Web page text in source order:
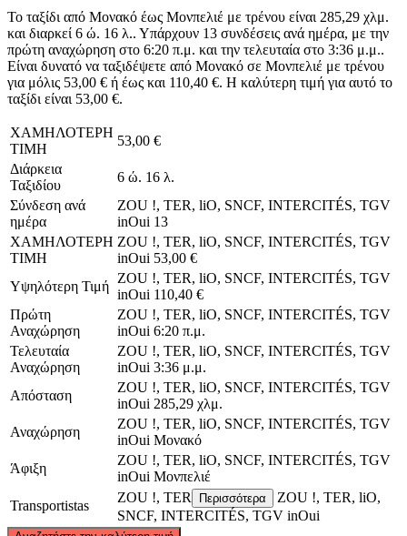
Το ταξίδι από Μονακό έως Μονπελιέ με τρένου είναι 285,29 χλμ.
και διαρκεί 6 ώ. 16 λ.. Υπάρχουν 13 συνδέσεις ανά ημέρα, με την
πρώτη αναχώρηση στο 6:20 π.μ. και την τελευταία στο 3:36 μ.μ..
Είναι δυνατό να ταξιδέψετε από Μονακό σε Μονπελιέ με τρένου
για μόλις 53,00 € ή έως και 110,40 €. Η καλύτερη τιμή για αυτό το
ταξίδι είναι 53,00 €.
ΧΑΜΗΛΟΤΕΡΗ
ΤΙΜΗ
53,00 €
Διάρκεια
Ταξιδίου
6 ώ. 16 λ.
Σύνδεση ανά
ημέρα
ZOU !, TER, liO, SNCF, INTERCITÉS, TGV
inOui 13
ΧΑΜΗΛΟΤΕΡΗ
ΤΙΜΗ
ZOU !, TER, liO, SNCF, INTERCITÉS, TGV
inOui 53,00 €
Υψηλότερη Τιμή
ZOU !, TER, liO, SNCF, INTERCITÉS, TGV
inOui 110,40 €
Πρώτη
Αναχώρηση
ZOU !, TER, liO, SNCF, INTERCITÉS, TGV
inOui 6:20 π.μ.
Τελευταία
Αναχώρηση
ZOU !, TER, liO, SNCF, INTERCITÉS, TGV
inOui 3:36 μ.μ.
Απόσταση
ZOU !, TER, liO, SNCF, INTERCITÉS, TGV
inOui 285,29 χλμ.
Αναχώρηση
ZOU !, TER, liO, SNCF, INTERCITÉS, TGV
inOui Μονακό
Άφιξη
ZOU !, TER, liO, SNCF, INTERCITÉS, TGV
inOui Μονπελιέ
Transportistas
ZOU !, TER Περισσότερα
ZOU !, TER, liO,
SNCF, INTERCITÉS, TGV inOui
©CARTO, © OpenStreetMapcontributors